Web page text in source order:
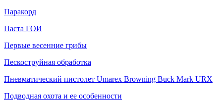
Паракорд
Паста ГОИ
Первые весенние грибы
Пескоструйная обработка
Пневматический пистолет Umarex Browning Buck Mark URX
Подводная охота и ее особенности